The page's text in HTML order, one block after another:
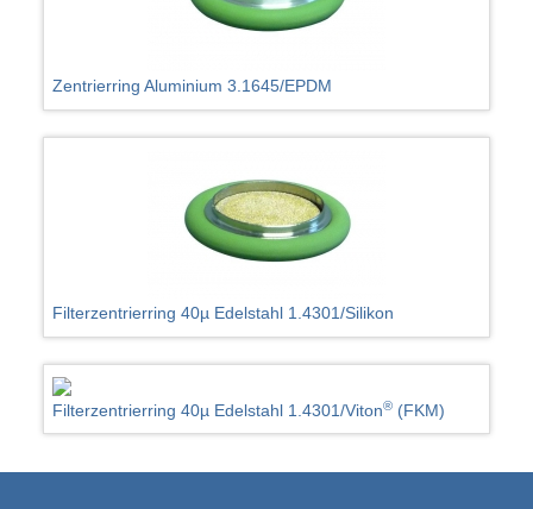
Zentrierring Aluminium 3.1645/EPDM
Filterzentrierring 40µ Edelstahl 1.4301/Silikon
Filterzentrierring 40µ Edelstahl 1.4301/Viton® (FKM)